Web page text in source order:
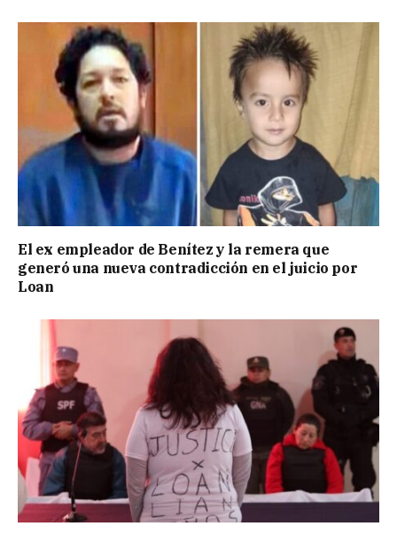
El ex empleador de Benítez y la remera que
generó una nueva contradicción en el juicio por
Loan